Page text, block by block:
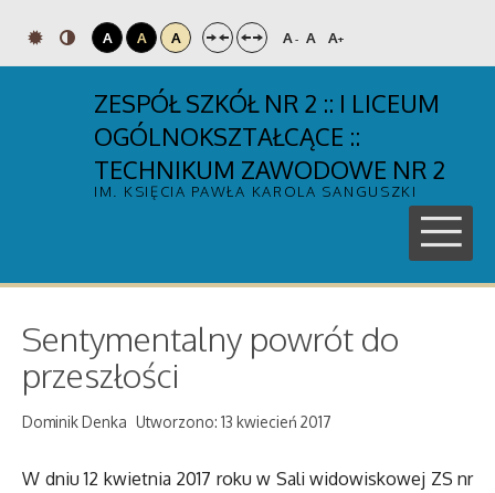
A A A A- A A+
ZESPÓŁ SZKÓŁ NR 2 :: I LICEUM
OGÓLNOKSZTAŁCĄCE ::
TECHNIKUM ZAWODOWE NR 2
IM. KSIĘCIA PAWŁA KAROLA SANGUSZKI
Sentymentalny powrót do
przeszłości
Dominik Denka Utworzono: 13 kwiecień 2017
W dniu 12 kwietnia 2017 roku w Sali widowiskowej ZS nr